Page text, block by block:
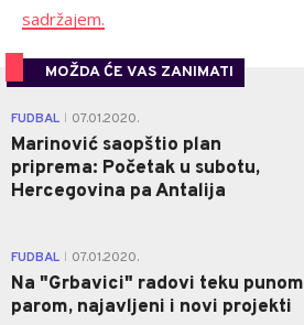
sadržajem.
MOŽDA ĆE VAS ZANIMATI
FUDBAL 07.01.2020.
Marinović saopštio plan
priprema: Početak u subotu,
Hercegovina pa Antalija
FUDBAL 07.01.2020.
Na "Grbavici" radovi teku punom
parom, najavljeni i novi projekti